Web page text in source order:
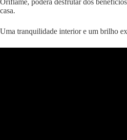
Oriflame, poderá desfrutar dos
casa.
Uma tranquilidade interior e um brilho